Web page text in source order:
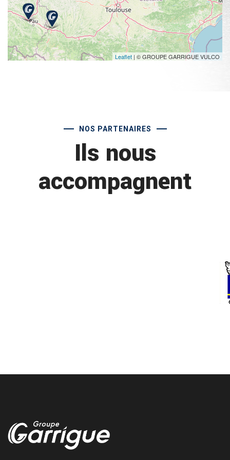
Leaflet | © GROUPE GARRIGUE VULCO
NOS PARTENAIRES
Ils nous
accompagnent
changement pneus camion avec reglage
parallelisme